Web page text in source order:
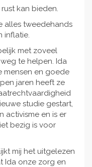
kan bieden.
alles tweedehands
inflatie.
met zoveel
te helpen. Ida
mensen en goede
jaren heeft ze
studie gestart,
activisme en is er
bezig is voor
mij het uitgelezen
Ida onze zorg en